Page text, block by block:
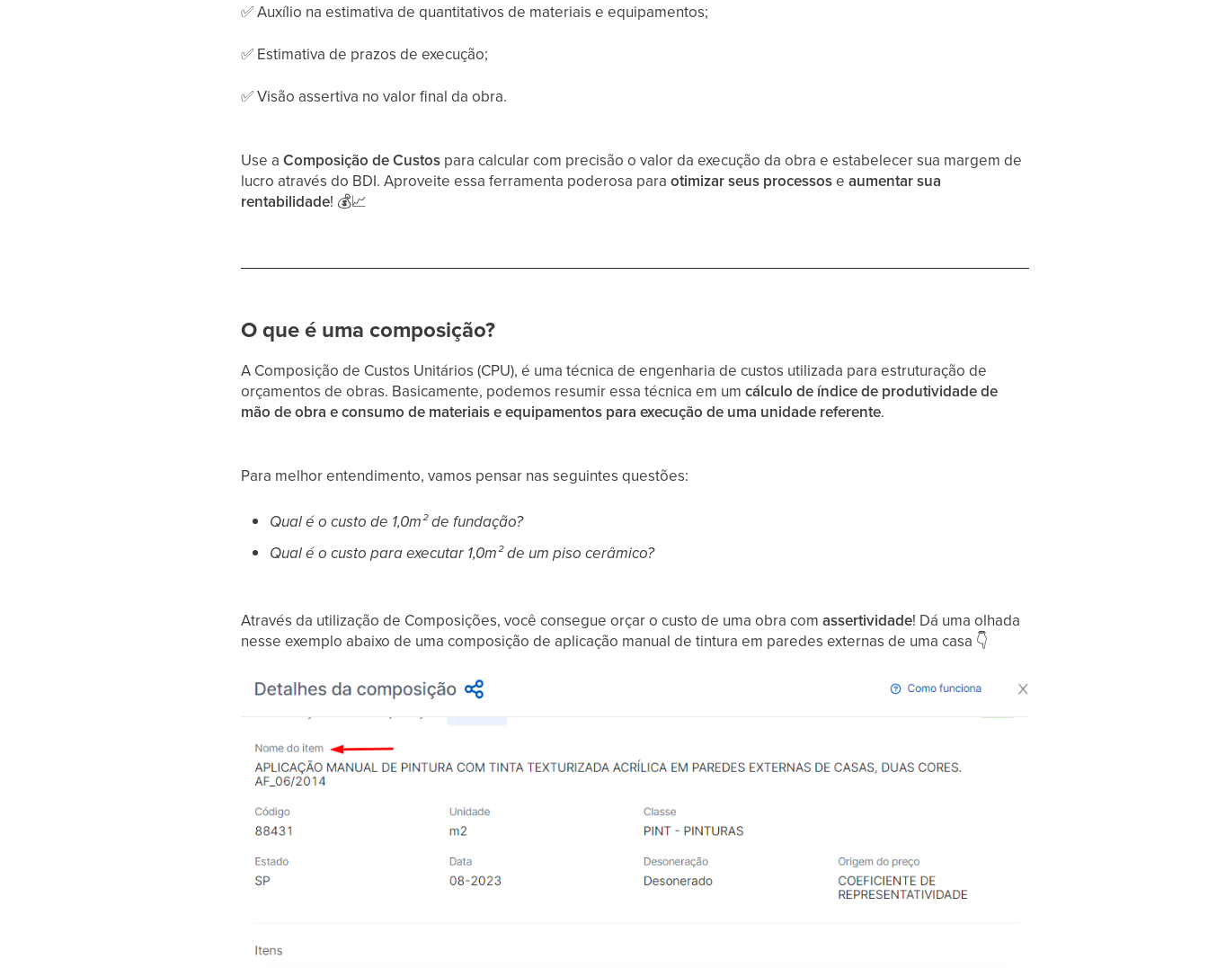
✅Auxílio na estimativa de quantitativos de materiais e equipamentos;
✅ Estimativa de prazos de execução;
✅Visão assertiva no valor final da obra.
Use aComposição de Custos para calcular com precisão o valor da execução da obra e estabelecer sua margem de
lucro através do BDI. Aproveite essa ferramenta poderosa paraotimizarseus processoseaumentar sua
rentabilidade! 💰📈
O que é uma composição?
A Composição de Custos Unitários (CPU), é uma técnica de engenharia de custos utilizada para estruturação de
orçamentos de obras. Basicamente, podemos resumir essa técnica em umcálculo de índice de produtividade de
mão de obra e consumo de materiais e equipamentos para execução de uma unidade referente.
Para melhor entendimento, vamos pensar nas seguintes questões:
Qual é o custo de 1,0m² de fundação?
Qual é o custo para executar 1,0m² de um piso cerâmico?
Através da utilização de Composições, você consegue orçar o custo de uma obra comassertividade! Dá uma olhada
nesse exemplo abaixo de uma composição de aplicação manual de tintura em paredes externas de uma casa 👇